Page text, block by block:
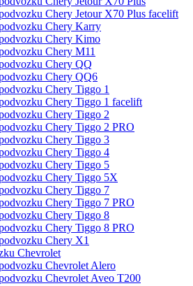
Chery Jetour X70 Plus facelift
Chery Karry
Chery Kimo
Chery M11
Chery QQ
Chery QQ6
Chery Tiggo 1
Chery Tiggo 1 facelift
Chery Tiggo 2
Chery Tiggo 2 PRO
Chery Tiggo 3
Chery Tiggo 4
Chery Tiggo 5
Chery Tiggo 5X
Chery Tiggo 7
Chery Tiggo 7 PRO
Chery Tiggo 8
Chery Tiggo 8 PRO
Chery X1
Chevrolet
Chevrolet Alero
Chevrolet Aveo T200